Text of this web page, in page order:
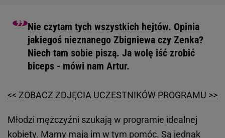
Nie czytam tych wszystkich hejtów. Opinia
jakiegoś nieznanego Zbigniewa czy Zenka?
Niech tam sobie piszą. Ja wolę iść zrobić
biceps - mówi nam Artur.
<< ZOBACZ ZDJĘCIA UCZESTNIKÓW PROGRAMU >>
Młodzi mężczyźni szukają w programie idealnej
kobiety. Mamy mają im w tym pomóc. Są jednak